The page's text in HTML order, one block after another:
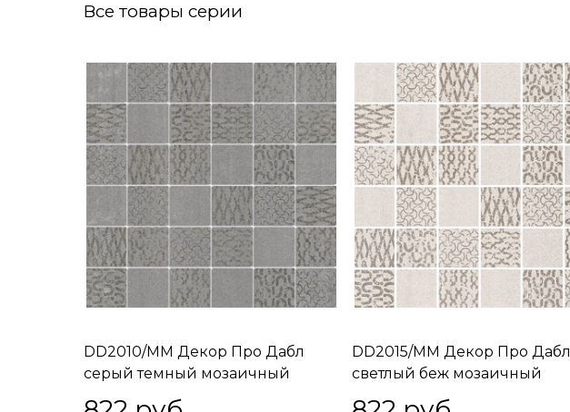
Все товары серии
DD2010/MM Декор Про Дабл
серый темный мозаичный
DD2015/MM Декор Про Дабл
светлый беж мозаичный